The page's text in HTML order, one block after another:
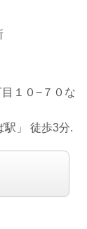
１０−７０な
駅」 徒歩3分.